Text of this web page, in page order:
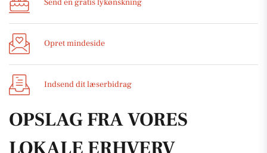
Send en gratis lykønskning
Opret mindeside
Indsend dit læserbidrag
OPSLAG FRA VORES